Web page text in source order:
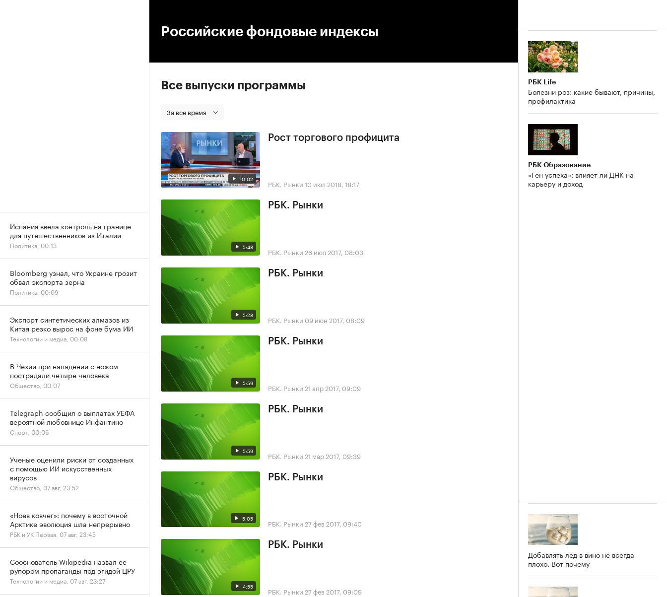
Российские фондовые индексы
Все выпуски программы
За все время
10:02
Рост торгового профицита
РБК. Рынки 10 июл 2018, 18:17
5:48
РБК. Рынки
РБК. Рынки 26 июл 2017, 08:03
5:28
РБК. Рынки
РБК. Рынки 09 июн 2017, 08:09
5:59
РБК. Рынки
РБК. Рынки 21 апр 2017, 09:09
5:59
РБК. Рынки
РБК. Рынки 21 мар 2017, 09:39
5:05
РБК. Рынки
РБК. Рынки 27 фев 2017, 09:40
4:55
РБК. Рынки
РБК. Рынки 27 фев 2017, 09:09
РБК Life
Болезни роз: какие бывают, причины,
профилактика
РБК Образование
«Ген успеха»: влияет ли ДНК на
карьеру и доход
Добавлять лед в вино не всегда
плохо. Вот почему
Испания ввела контроль на границе
для путешественников из Италии
Политика, 00:13
Bloomberg узнал, что Украине грозит
обвал экспорта зерна
Политика, 00:09
Экспорт синтетических алмазов из
Китая резко вырос на фоне бума ИИ
Технологии и медиа, 00:08
В Чехии при нападении с ножом
пострадали четыре человека
Общество, 00:07
Telegraph сообщил о выплатах УЕФА
вероятной любовнице Инфантино
Спорт, 00:06
Ученые оценили риски от созданных
с помощью ИИ искусственных
вирусов
Общество, 07 авг, 23:52
«Ноев ковчег»: почему в восточной
Арктике эволюция шла непрерывно
РБК и УК Первая, 07 авг, 23:45
Сооснователь Wikipedia назвал ее
рупором пропаганды под эгидой ЦРУ
Технологии и медиа, 07 авг, 23:27